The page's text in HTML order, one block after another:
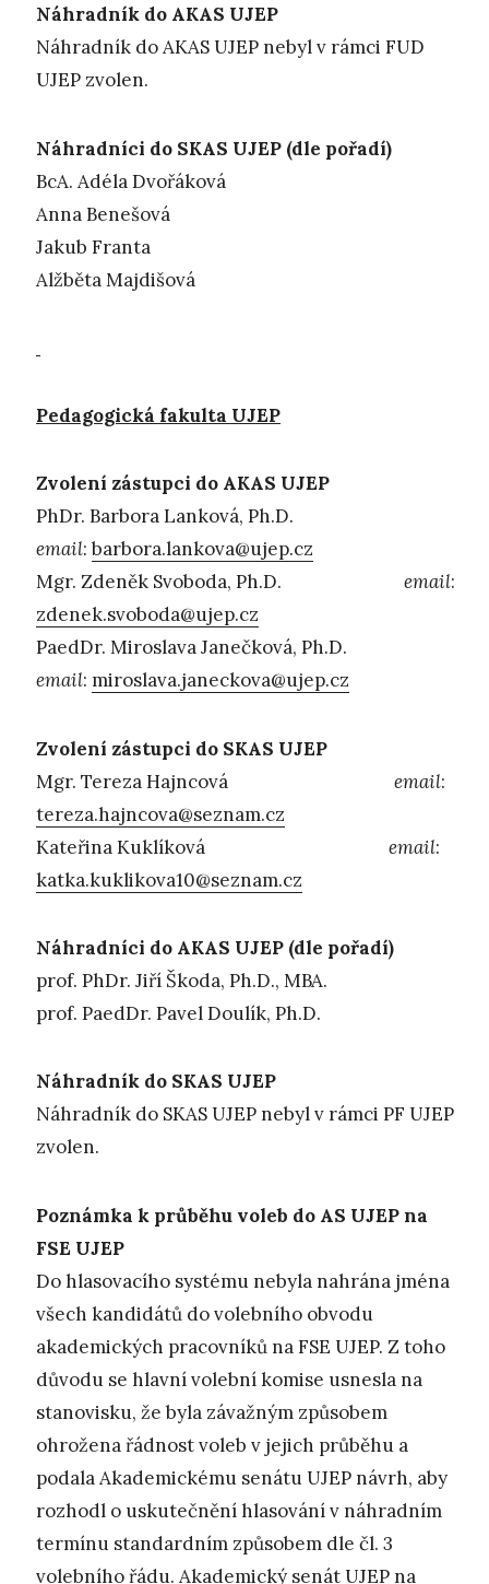
Náhradník do AKAS UJEP
Náhradník do AKAS UJEP nebyl v rámci FUD
UJEP zvolen.
Náhradníci do SKAS UJEP (dle pořadí)
BcA. Adéla Dvořáková
Anna Benešová
Jakub Franta
Alžběta Majdišová
Pedagogická fakulta UJEP
Zvolení zástupci do AKAS UJEP
PhDr. Barbora Lanková, Ph.D.
email:barbora.lankova@ujep.cz
Mgr. Zdeněk Svoboda, Ph.D. email:
zdenek.svoboda@ujep.cz
PaedDr. Miroslava Janečková, Ph.D.
email: miroslava.janeckova@ujep.cz
Zvolení zástupci do SKAS UJEP
Mgr. Tereza Hajncová email:
tereza.hajncova@seznam.cz
Kateřina Kuklíková email:
katka.kuklikova10@seznam.cz
Náhradníci do AKAS UJEP (dle pořadí)
prof. PhDr. Jiří Škoda, Ph.D., MBA.
prof. PaedDr. Pavel Doulík, Ph.D.
Náhradník do SKAS UJEP
Náhradník do SKAS UJEP nebyl v rámci PF UJEP
zvolen.
Poznámka k průběhu voleb do AS UJEP na
FSE UJEP
Do hlasovacího systému nebyla nahrána jména
všech kandidátů do volebního obvodu
akademických pracovníků na FSE UJEP. Z toho
důvodu se hlavní volební komise usnesla na
stanovisku, že byla závažným způsobem
ohrožena řádnost voleb v jejich průběhu a
podala Akademickému senátu UJEP návrh, aby
rozhodl o uskutečnění hlasování v náhradním
termínu standardním způsobem dle čl. 3
volebního řádu. Akademický senát UJEP na